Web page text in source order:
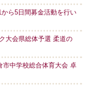
から5日間募金活動を行い
大会県総体予選 柔道の
市中学校総合体育大会 卓